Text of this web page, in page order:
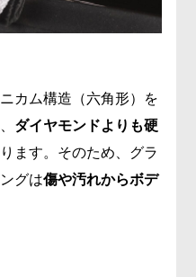
カム構造（六角形）を
ダイヤモンドよりも硬
ます。そのため、グラ
グは傷や汚れからボデ